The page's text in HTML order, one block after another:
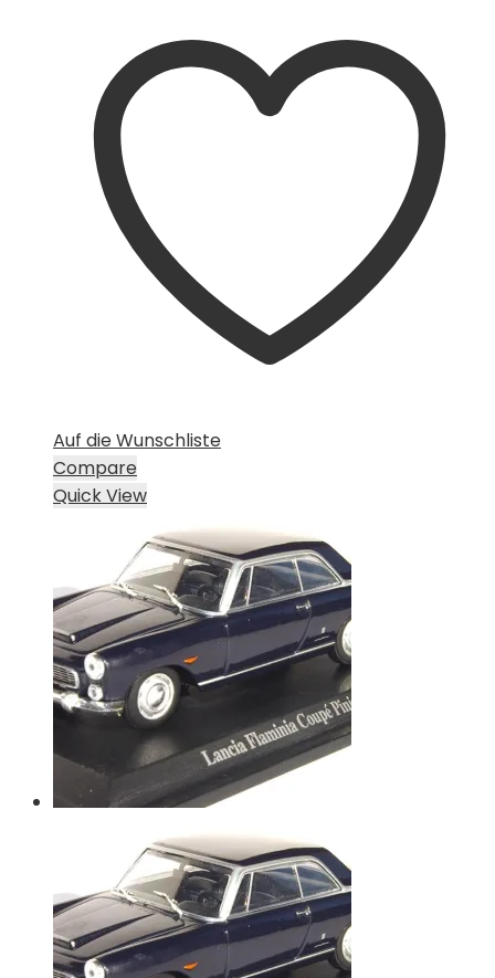
Auf die Wunschliste
Compare
Quick View